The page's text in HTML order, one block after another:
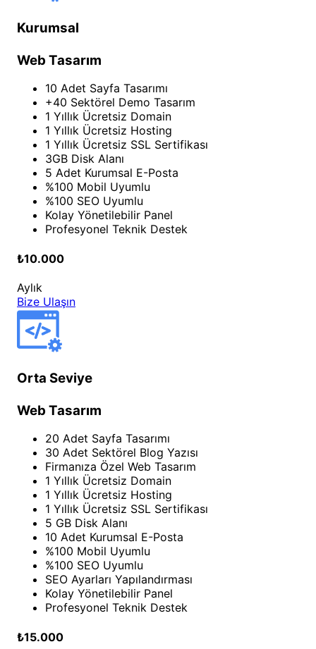
Kurumsal
Web Tasarım
10 Adet Sayfa Tasarımı
+40 Sektörel Demo Tasarım
1 Yıllık Ücretsiz Domain
1 Yıllık Ücretsiz Hosting
1 Yıllık Ücretsiz SSL Sertifikası
3GB Disk Alanı
5 Adet Kurumsal E-Posta
%100 Mobil Uyumlu
%100 SEO Uyumlu
Kolay Yönetilebilir Panel
Profesyonel Teknik Destek
₺10.000
Aylık
Bize Ulaşın
Orta Seviye
Web Tasarım
20 Adet Sayfa Tasarımı
30 Adet Sektörel Blog Yazısı
Firmanıza Özel Web Tasarım
1 Yıllık Ücretsiz Domain
1 Yıllık Ücretsiz Hosting
1 Yıllık Ücretsiz SSL Sertifikası
5 GB Disk Alanı
10 Adet Kurumsal E-Posta
%100 Mobil Uyumlu
%100 SEO Uyumlu
SEO Ayarları Yapılandırması
Kolay Yönetilebilir Panel
Profesyonel Teknik Destek
₺15.000